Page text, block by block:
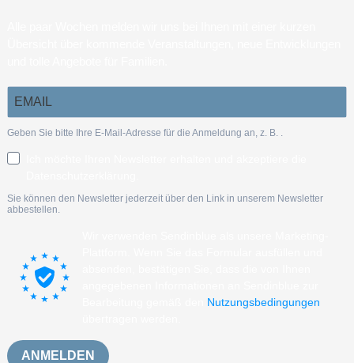
Geben Sie bitte Ihre E-Mail-Adresse für die Anmeldung an, z. B.
Sie können den Newsletter jederzeit über den Link in unserem Newsletter
abbestellen.
Nutzungsbedingungen
ANMELDEN